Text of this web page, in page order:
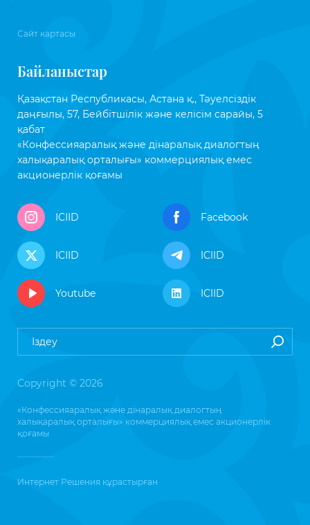
Сайт картасы
Байланыстар
Қазақстан Республикасы, Астана қ., Тәуелсіздік
даңғылы, 57, Бейбітшілік және келісім сарайы, 5
қабат
«Конфессияаралық және дінаралық диалогтың
халықаралық орталығы» коммерциялық емес
акционерлік қоғамы
ICIID Facebook
ICIID ICIID
Youtube ICIID
Copyright © 2026
«Конфессияаралық және дінаралық диалогтың
халықаралық орталығы» коммерциялық емес акционерлік
қоғамы
Интернет Решения құрастырған